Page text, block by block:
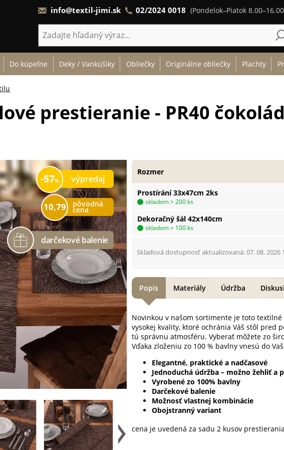
info@textil-jimi.sk 02/2024 0018 (Pondelok–Piatok
Do kúpeľne Deky / Vankúšiky Obliečky Originálne obliečky Plachty
prestieranie - PR40
výpredaj
57
pôvodná
cena
10,79
Prostírání 33x47cm 2ks
skladom > 200 ks
Dekoračný šál 42x140cm
skladom > 100 ks
Rozmer
Skladová dostupnosť aktualizovaná: 07. 08. 2026
Novinkou v našom sortimente je toto
vysokej kvality, ktoré ochránia Váš stôl pred
tú správnu atmosféru. Vyberať môžete zo
Vďaka zloženiu zo 100 % bavlny vnesú do
Elegantné, praktické a nadčasové
Jednoduchá údržba – možno žehliť a
Vyrobené zo 100% bavlny
Darčekové balenie
Možnosť vlastnej kombinácie
Obojstranný variant
cena je uvedená za sadu 2 kusov
Popis Materiály Údržba